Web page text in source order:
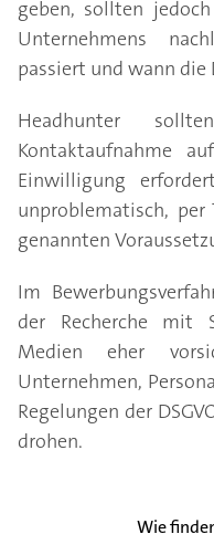
geben, sollten
Unternehmens
passiert und wann
Headhunter
Kontaktaufnahme
Einwilligung
unproblematisch,
genannten
Im
der Recherche mit
Medien eher
Unternehmen,
Regelungen der
drohen.
Wie